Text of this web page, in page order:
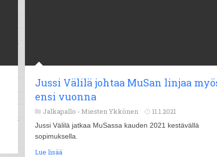
Jussi Välilä johtaa MuSan linjaa
ensi vuonna
Jalkapallo - Miesten Ykkönen 11.1.2021
Jussi Välilä jatkaa MuSassa kauden 2021 kestävällä
sopimuksella.
Lue lisää